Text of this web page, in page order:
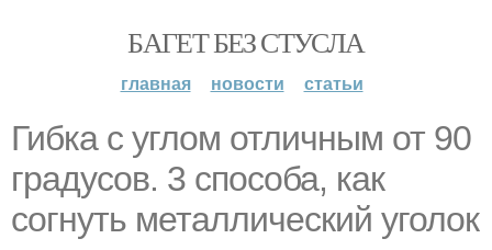
БАГЕТ БЕЗ СТУСЛА
главная новости статьи
Гибка с углом отличным от 90
градусов. 3 способа, как
согнуть металлический уголок